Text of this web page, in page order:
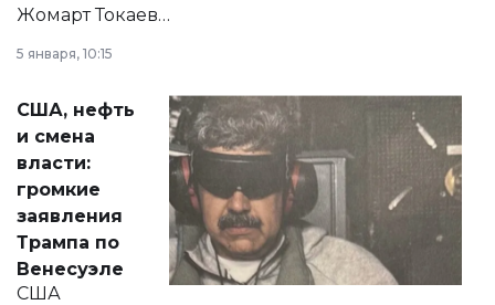
Жомарт Токаев
сразу несколько
актуальных тем —
от слухов о
политических
реформах до
вопросов армии,
экономики и
личного здоровья.
5 января, 10:15
США, нефть
и смена
власти:
громкие
заявления
Трампа по
Венесуэле
США